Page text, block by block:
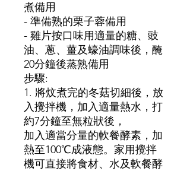
煮備用
- 準備熟的栗子蓉備用
- 雞片按口味用適量的糖、豉
油、蔥、薑及蠔油調味後，醃
20分鐘後蒸熟備用
步驟:
1. 將炆煮完的冬菇切細後，放
入攪拌機，加入適量熱水，打
約7分鐘至無粒狀後，
加入適當分量的軟餐酵素，加
熱至100℃成液態。家用攪拌
機可直接將食材、水及軟餐酵